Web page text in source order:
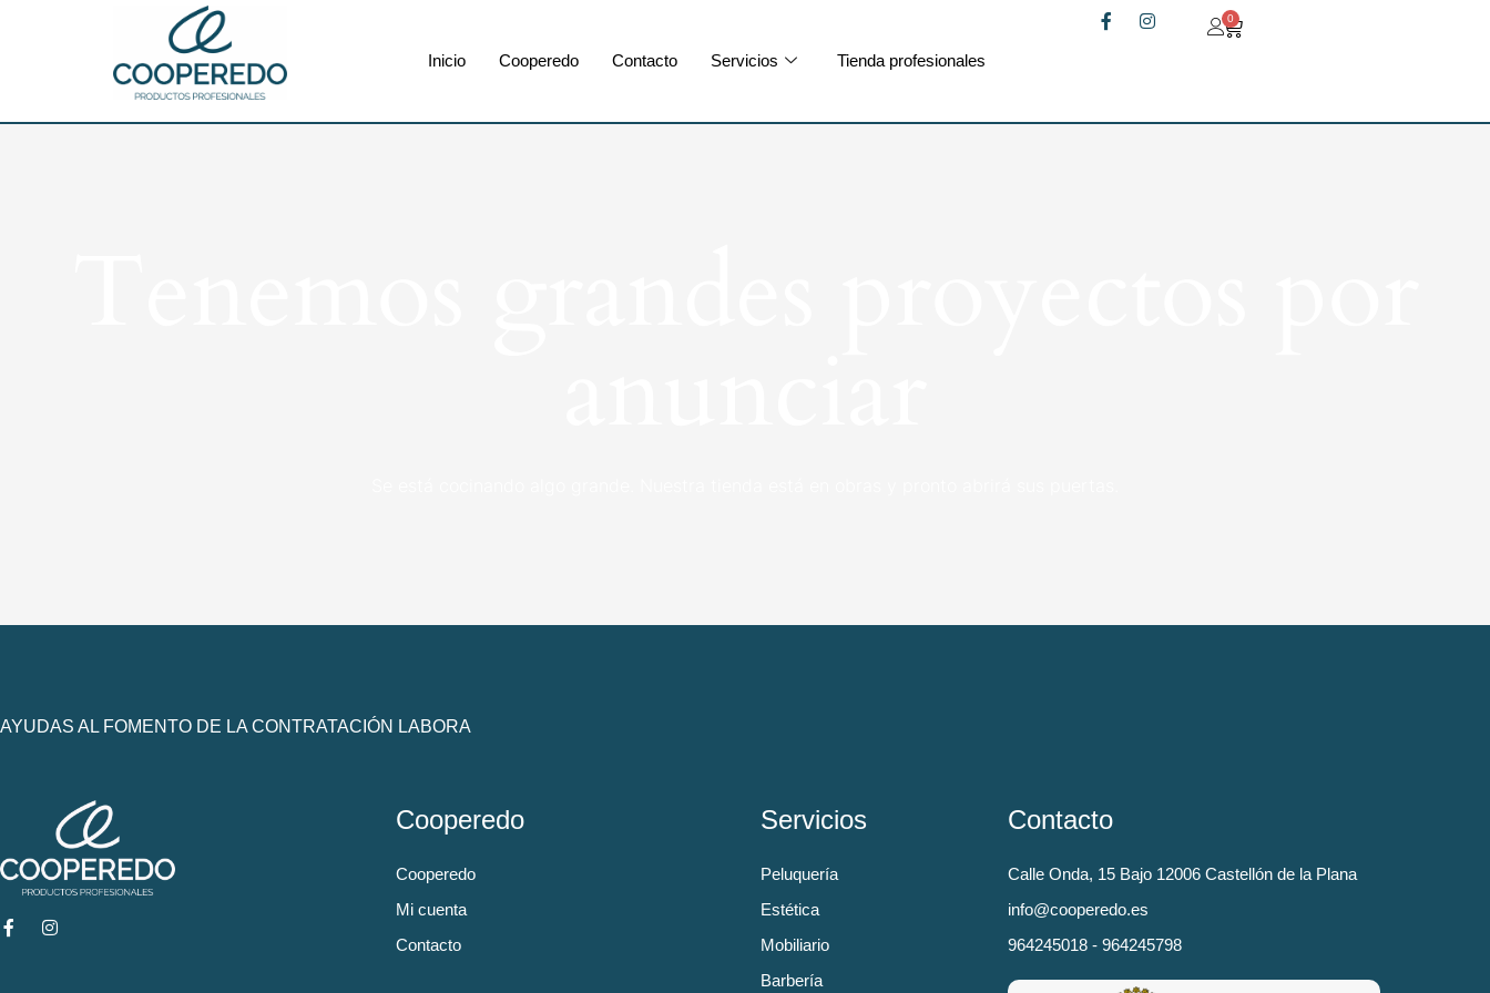
Inicio Cooperedo Contacto Servicios Tienda profesionales
0
AYUDAS AL FOMENTO DE LA CONTRATACIÓN LABORA
Cooperedo
Cooperedo
Mi cuenta
Contacto
Servicios
Peluquería
Estética
Mobiliario
Barbería
Contacto
Calle Onda, 15 Bajo 12006 Castellón de la Plana
info@cooperedo.es
964245018 - 964245798